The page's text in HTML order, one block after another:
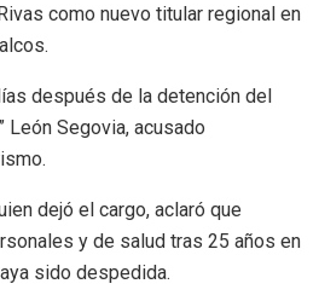
como nuevo titular regional en
después de la detención del
León Segovia, acusado
dejó el cargo, aclaró que
y de salud tras 25 años en
sido despedida.